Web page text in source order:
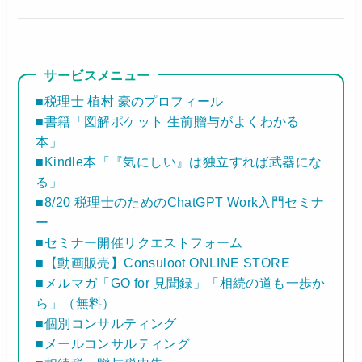
サービスメニュー
■税理士 植村 豪のプロフィール
■書籍「図解ポケット 生前贈与がよくわかる
本」
■Kindle本「『気にしい』は独立すれば武器にな
る」
■8/20 税理士のためのChatGPT Work入門セミナ
ー
■セミナー開催リクエストフォーム
■【動画販売】Consuloot ONLINE STORE
■メルマガ「GO for 見聞録」「相続の道も一歩か
ら」（無料）
■個別コンサルティング
■メールコンサルティング